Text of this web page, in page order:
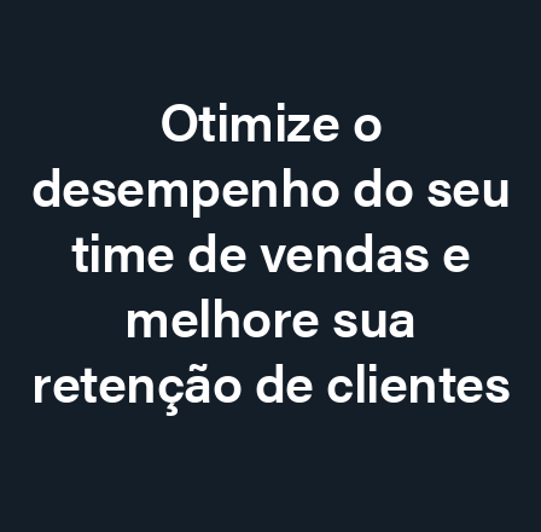
Otimize o
desempenho do seu
time de vendas e
melhore sua
retenção de clientes